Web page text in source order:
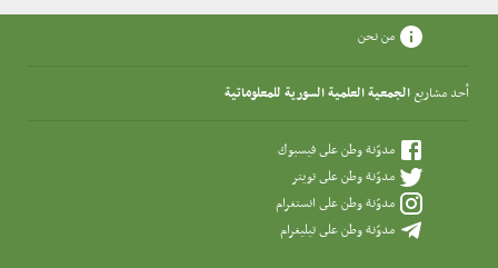
من نحن
أحد مشاريع الجمعية العلمية السورية للمعلوماتية
مدوّنة وطن على فيسبوك
مدوّنة وطن على تويتر
مدوّنة وطن على انستغرام
مدوّنة وطن على تيليغرام